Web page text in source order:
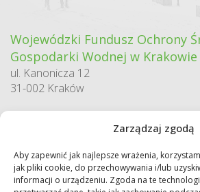
Zarządzaj zgodą
Aby zapewnić jak najlepsze wrażenia,
jak pliki cookie, do przechowywania i/lub
informacji o urządzeniu. Zgoda na te
Wojewódzki Fundusz Ochrony
Gospodarki Wodnej w Krakowie
ul. Kanonicza 12
31-002 Kraków
Sekretariat / Dziennik podawczy
tel.: 12 422 94 90